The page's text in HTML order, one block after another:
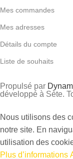
Mes commandes
Mes adresses
Détails du compte
Liste de souhaits
Propulsé par
développé à Sète.
Nous utilisons des
notre site. En
utilisation des
Plus d’informations